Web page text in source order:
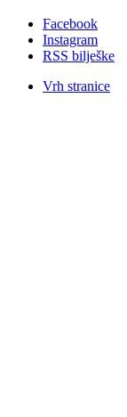
Facebook
Instagram
RSS bilješke
Vrh stranice